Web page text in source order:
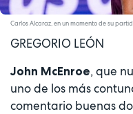
Carlos Alcaraz, en un momento de su
GREGORIO LEÓN
John McEnroe, que
uno de los más
comentario buenas